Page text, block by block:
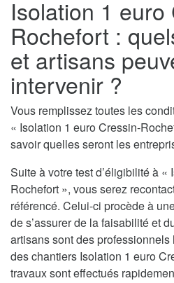
Isolation 1 euro
Rochefort :
et artisans
intervenir ?
Vous remplissez toutes les
« Isolation 1 euro Cressin-
savoir quelles seront les
Suite à votre test d’éligibilité à
Rochefort », vous serez
référencé. Celui-ci procède à
de s’assurer de la faisabilité et
artisans sont des
des chantiers Isolation 1 euro
travaux sont effectués